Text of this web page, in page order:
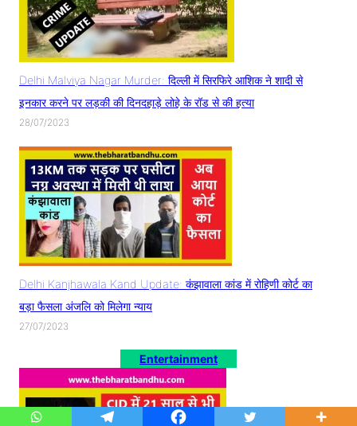
Delhi Malviya Nagar Murder: दिल्ली में सिरफिरे आशिक ने शादी से
इनकार करने पर लड़की की दिनदहाड़े लोहे के रॉड से की हत्या
28/07/2023
Delhi Kanjhawala Kand Update: कंझावाला कांड में रोहिणी कोर्ट का
बड़ा फैसला अंजलि को मिलेगा न्याय
27/07/2023
Entertainment